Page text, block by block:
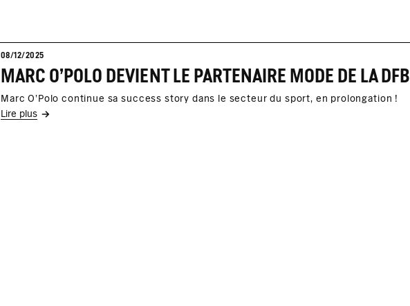
08/12/2025
MARC O'POLO DEVIENT LE PARTENAIRE MODE DE LA DFB
Marc O'Polo continue sa success story dans le secteur du sport, en prolongation !
Lire plus